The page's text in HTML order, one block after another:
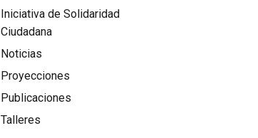
Iniciativa de Solidaridad
Ciudadana
Noticias
Proyecciones
Publicaciones
Talleres